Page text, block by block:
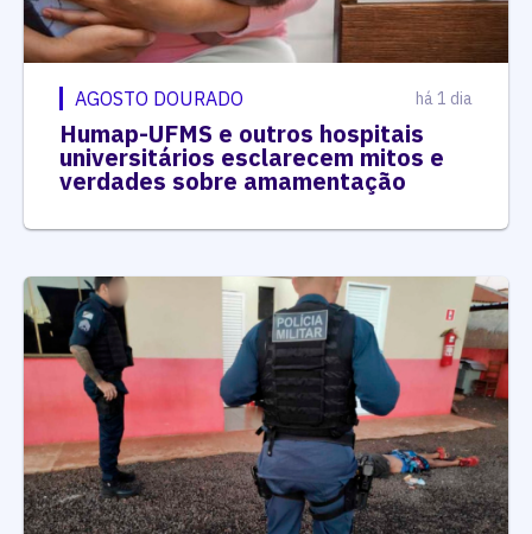
AGOSTO DOURADO há 1 dia
Humap-UFMS e outros hospitais
universitários esclarecem mitos e
verdades sobre amamentação